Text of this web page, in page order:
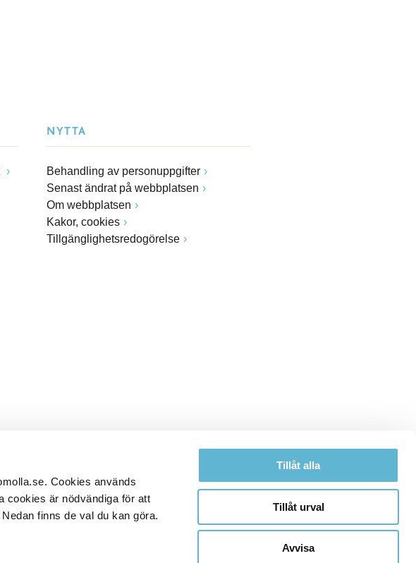
Cookies används
cookies är nödvändiga för att
finns de val du kan göra.
Tillåt alla
Tillåt urval
Avvisa
NYTTA
Behandling av personuppgifter
Senast ändrat på webbplatsen
Om webbplatsen
Kakor, cookies
Tillgänglighetsredogörelse